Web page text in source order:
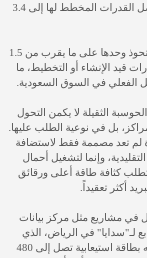
ميغاواط، فيما تصل القدرات المخطط لها إلى 3.4
أما الرياض، فتستحوذ وحدها على ما يقرب من 1.5
قيد الإنشاء أو التخطيط، ما
الفعلي في السوق السعودية.
الثقيلة لا يكمن التحول
بل في نوعية الطلب عليها.
لم تعد مصممة فقط لاستضافة
وإنما لتشغيل أحمال
كثافة طاقة أعلى ورقائق
أكثر تعقيداً.
في مشاريع مثل مركز بيانات
لـ"سدايا" في الرياض، الذي
وُضع حجر أساسه بطاقة استيعابية تصل إلى 480